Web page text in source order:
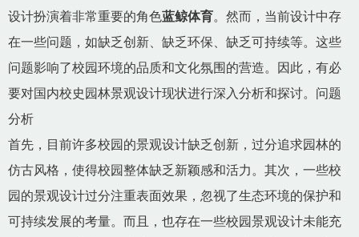
设计扮演着非常重要的角色蓝鲸体育。然而，当前设计中存
在一些问题，如缺乏创新、缺乏环保、缺乏可持续等。这些
问题影响了校园环境的品质和文化氛围的营造。因此，有必
要对国内校史园林景观设计现状进行深入分析和探讨。问题
分析
首先，目前许多校园的景观设计缺乏创新，过分追求园林的
仿古风格，使得校园整体缺乏新颖感和活力。其次，一些校
园的景观设计过分注重表面效果，忽视了生态环境的保护和
可持续发展的考量。而且，也存在一些校园景观设计未能充